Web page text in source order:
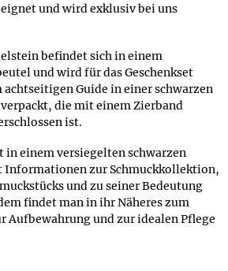
und wird exklusiv bei uns
befindet sich in einem
und wird für das Geschenkset
Guide in einer schwarzen
die mit einem Zierband
ist.
in einem versiegelten schwarzen
Informationen zur Schmuckkollektion,
und zu seiner Bedeutung
findet man in ihr Näheres zum
Aufbewahrung und zur idealen Pflege